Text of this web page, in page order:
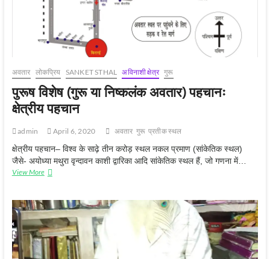
अवतार लोकप्रिय SANKET STHAL अविनाशी क्षेत्र गुरू
पुरूष विशेष (गुरू या निष्कलंक अवतार) पहचानः
क्षेत्रीय पहचान
admin April 6, 2020 अवतार गुरू प्रतीक स्‍थल
क्षेत्रीय पहचान– विश्व के साढ़े तीन करोड़ स्थल नकल प्रमाण (सांकेतिक स्थल)
जैसे- अयोध्या मथुरा वृन्दावन काशी द्वारिका आदि सांकेतिक स्थल हैं, जो गणना में…
View Moreपुरूष
या
निष्कलंक
अवतार)
पहचानः
क्षेत्रीय
पहचान